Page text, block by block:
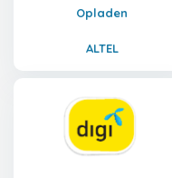
Opladen
ALTEL